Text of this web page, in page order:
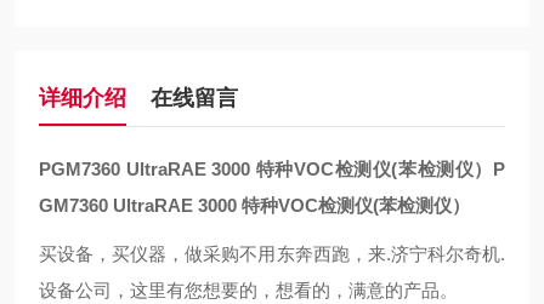
详细介绍 在线留言
PGM7360 UltraRAE 3000 特种VOC检测仪(苯检测仪）P
GM7360 UltraRAE 3000 特种VOC检测仪(苯检测仪）
买设备，买仪器，做采购不用东奔西跑，来.济宁科尔奇机.
设备公司，这里有您想要的，想看的，满意的产品。